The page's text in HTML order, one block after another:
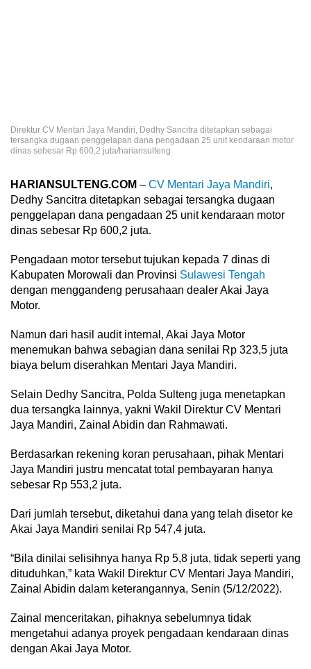
Direktur CV Mentari Jaya Mandiri, Dedhy Sancitra ditetapkan sebagai
tersangka dugaan penggelapan dana pengadaan 25 unit kendaraan motor
dinas sebesar Rp 600,2 juta/hariansulteng
HARIANSULTENG.COM – CV Mentari Jaya Mandiri,
Dedhy Sancitra ditetapkan sebagai tersangka dugaan
penggelapan dana pengadaan 25 unit kendaraan motor
dinas sebesar Rp 600,2 juta.
Pengadaan motor tersebut tujukan kepada 7 dinas di
Kabupaten Morowali dan Provinsi Sulawesi Tengah
dengan menggandeng perusahaan dealer Akai Jaya
Motor.
Namun dari hasil audit internal, Akai Jaya Motor
menemukan bahwa sebagian dana senilai Rp 323,5 juta
biaya belum diserahkan Mentari Jaya Mandiri.
Selain Dedhy Sancitra, Polda Sulteng juga menetapkan
dua tersangka lainnya, yakni Wakil Direktur CV Mentari
Jaya Mandiri, Zainal Abidin dan Rahmawati.
Berdasarkan rekening koran perusahaan, pihak Mentari
Jaya Mandiri justru mencatat total pembayaran hanya
sebesar Rp 553,2 juta.
Dari jumlah tersebut, diketahui dana yang telah disetor ke
Akai Jaya Mandiri senilai Rp 547,4 juta.
“Bila dinilai selisihnya hanya Rp 5,8 juta, tidak seperti yang
dituduhkan,” kata Wakil Direktur CV Mentari Jaya Mandiri,
Zainal Abidin dalam keterangannya, Senin (5/12/2022).
Zainal menceritakan, pihaknya sebelumnya tidak
mengetahui adanya proyek pengadaan kendaraan dinas
dengan Akai Jaya Motor.